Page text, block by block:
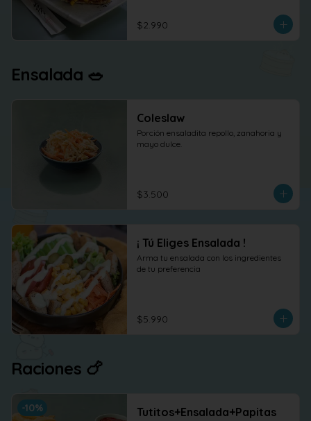
$2.990
Ensalada 🥗
Coleslaw
Porción ensaladita repollo, zanahoria y
mayo dulce.
$3.500
¡ Tú Eliges Ensalada !
Arma tu ensalada con los ingredientes
de tu preferencia
$5.990
Raciones 🍗
-10% Tutitos+Ensalada+Papitas